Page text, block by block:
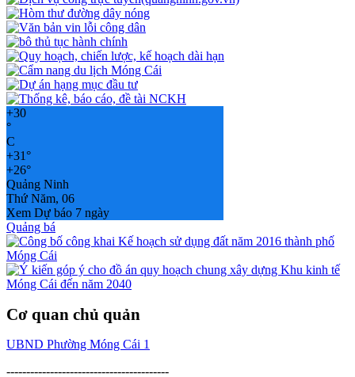
+30
°
C
+31°
+26°
Quảng Ninh
Thứ Năm, 06
Xem Dự báo 7 ngày
Quảng bá
Cơ quan chủ quản
UBND Phường Móng Cái 1
-----------------------------------------